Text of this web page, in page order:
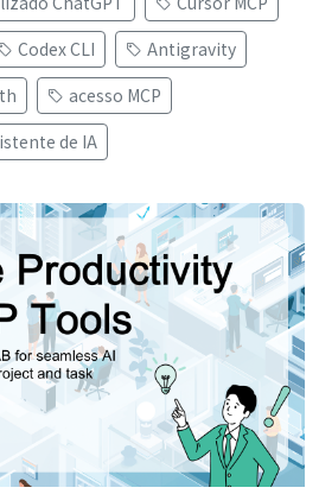
Codex CLI
Antigravity
acesso MCP
de IA